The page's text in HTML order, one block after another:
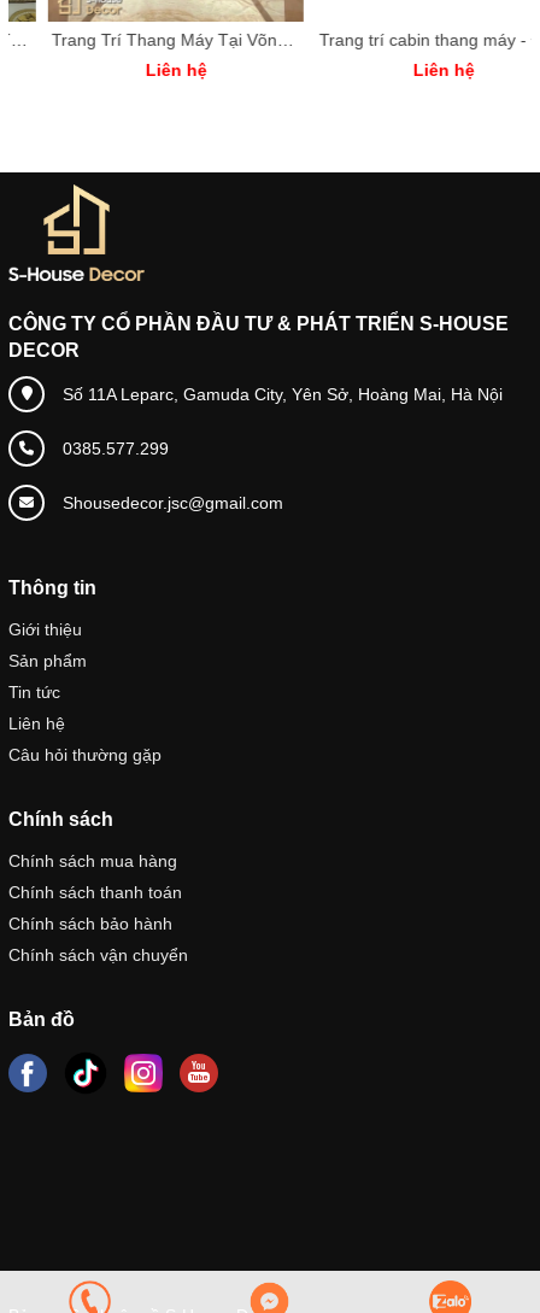
Trang Trí Thang Máy Tại Võng Thị - Decor Cabin Sang Trọng Với Inox Xước Đồng 304
Liên hệ
Trang trí cabin thang máy - Điểm nhấn hiện đại cho không gian chung cư
Liên hệ
CÔNG TY CỔ PHẦN ĐẦU TƯ & PHÁT TRIỂN S-HOUSE
DECOR
Số 11A Leparc, Gamuda City, Yên Sở, Hoàng Mai, Hà Nội
0385.577.299
Shousedecor.jsc@gmail.com
Thông tin
Giới thiệu
Sản phẩm
Tin tức
Liên hệ
Câu hỏi thường gặp
Chính sách
Chính sách mua hàng
Chính sách thanh toán
Chính sách bảo hành
Chính sách vận chuyển
Bản đồ